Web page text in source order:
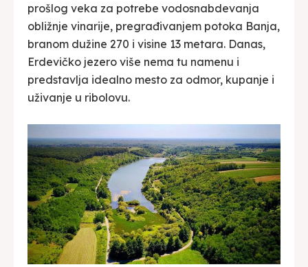
prošlog veka za potrebe vodosnabdevanja
obližnje vinarije, pregrađivanjem potoka Banja,
branom dužine 270 i visine 13 metara. Danas,
Erdevičko jezero više nema tu namenu i
predstavlja idealno mesto za odmor, kupanje i
uživanje u ribolovu.